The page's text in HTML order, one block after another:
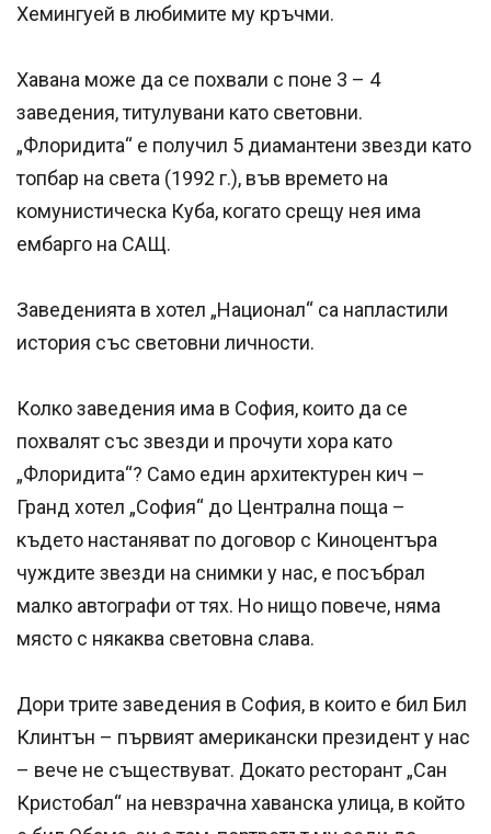
Хемингуей в любимите му кръчми.
Хавана може да се похвали с поне 3 – 4
заведения, титулувани като световни.
„Флоридита“ е получил 5 диамантени звезди като
топбар на света (1992 г.), във времето на
комунистическа Куба, когато срещу нея има
ембарго на САЩ.
Заведенията в хотел „Национал“ са напластили
история със световни личности.
Колко заведения има в София, които да се
похвалят със звезди и прочути хора като
„Флоридита“? Само един архитектурен кич –
Гранд хотел „София“ до Централна поща –
където настаняват по договор с Киноцентъра
чуждите звезди на снимки у нас, е посъбрал
малко автографи от тях. Но нищо повече, няма
място с някаква световна слава.
Дори трите заведения в София, в които е бил Бил
Клинтън – първият американски президент у нас
– вече не съществуват. Докато ресторант „Сан
Кристобал“ на невзрачна хаванска улица, в който